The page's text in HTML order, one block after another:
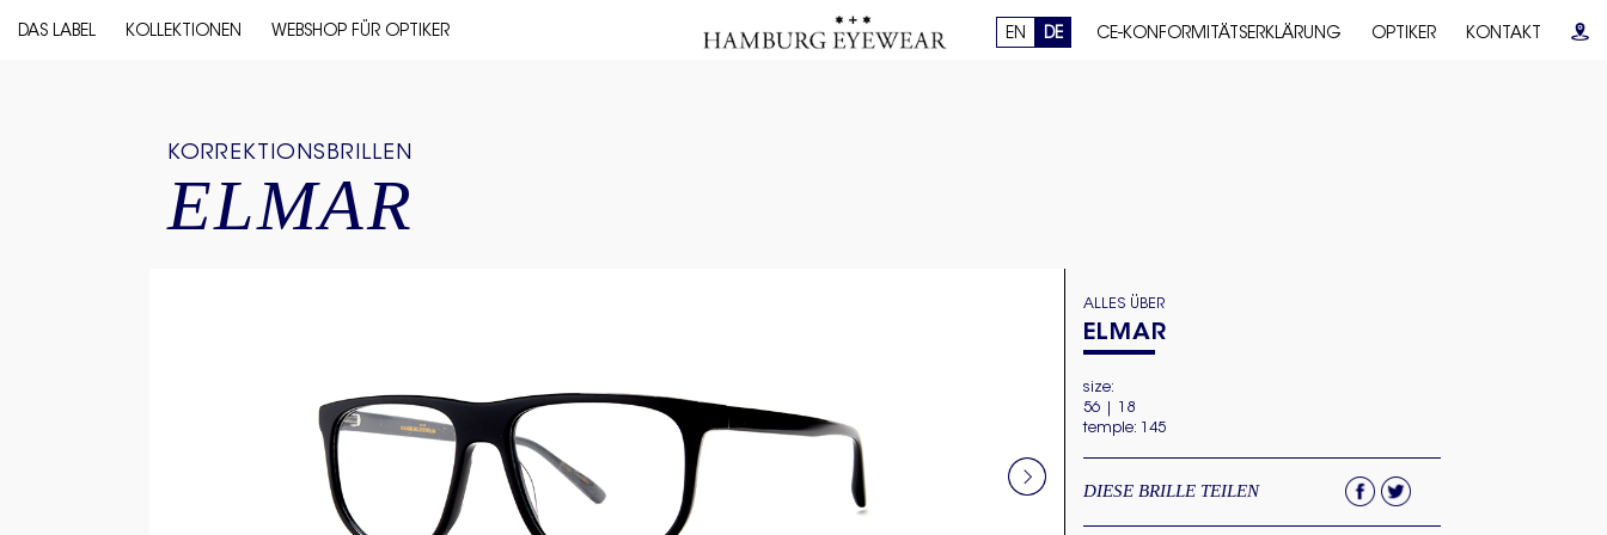
DAS LABEL KOLLEKTIONEN WEBSHOP FÜR OPTIKER EN DE CE-KONFORMITÄTSERKLÄRUNG OPTIKER KONTAKT
KORREKTIONSBRILLEN
ELMAR
ALLES ÜBER
ELMAR
size:
56 | 18
temple: 145
DIESE BRILLE TEILEN